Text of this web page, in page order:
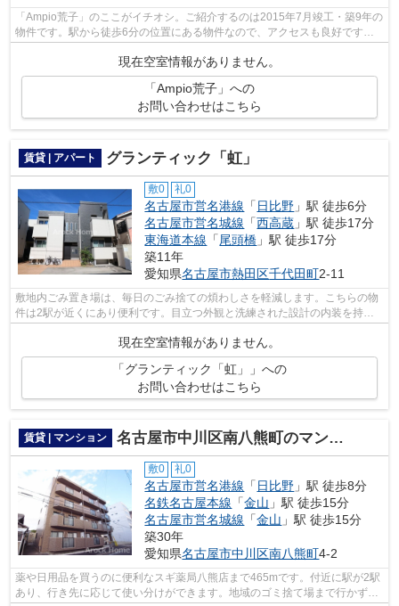
「Ampio荒子」のここがイチオシ。ご紹介するのは2015年7月竣工・築9年の
物件です。駅から徒歩6分の位置にある物件なので、アクセスも良好です。2
現在空室情報がありません。
「Ampio荒子」への
お問い合わせはこちら
賃貸 | アパート グランティック「虹」
敷0 礼0
名古屋市営名港線 「 日比野 」駅 徒歩6分
名古屋市営名城線 「西高蔵 」駅 徒歩17分
東海道本線 「尾頭橋 」駅 徒歩17分
築11年
愛知県名古屋市熱田区千代田町2-11
敷地内ごみ置き場は、毎日のごみ捨ての煩わしさを軽減します。こちらの物
件は2駅が近くにあり便利です。目立つ外観と洗練された設計の内装を持つ
デザイナーズ。駅から徒歩6分の物件で...
現在空室情報がありません。
「グランティック「虹」」への
お問い合わせはこちら
賃貸 | マンション 名古屋市中川区南八熊町のマンション
敷0 礼0
名古屋市営名港線 「 日比野 」駅 徒歩8分
名鉄名古屋本線 「金山 」駅 徒歩15分
名古屋市営名城線 「金山 」駅 徒歩15分
築30年
愛知県名古屋市中川区南八熊町4-2
薬や日用品を買うのに便利なスギ薬局八熊店まで465mです。付近に駅が2駅
あり、行き先に応じて使い分けができます。地域のゴミ捨て場まで行かずに